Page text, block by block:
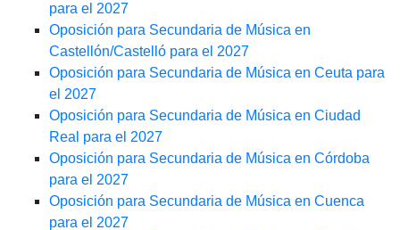
para el 2027
Oposición para Secundaria de Música en
Castellón/Castelló para el 2027
Oposición para Secundaria de Música en Ceuta para
el 2027
Oposición para Secundaria de Música en Ciudad
Real para el 2027
Oposición para Secundaria de Música en Córdoba
para el 2027
Oposición para Secundaria de Música en Cuenca
para el 2027